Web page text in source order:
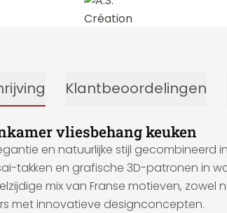
Klantbeoordelingen
vliesbehang keuken
en natuurlijke stijl
takken en grafische 3D-patronen in
mix van Franse motieven,
met innovatieve designconcepten.